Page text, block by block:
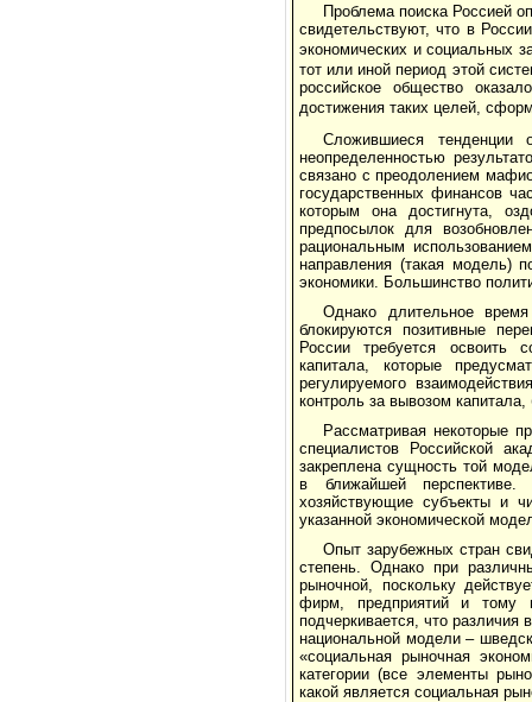
Проблема поиска Россией
свидетельствуют, что в
экономических и социальных
тот или иной период этой
российское общество
достижения таких целей,
Сложившиеся тенденции
неопределенностью
связано с преодолением
государственных финансов
которым она достигнута,
предпосылок для
рациональным
направления (такая модель)
экономики. Большинство
Однако длительное
блокируются позитивные
России требуется освоить
капитала, которые
регулируемого
контроль за вывозом
Рассматривая некоторые
специалистов Российской
закреплена сущность той
в ближайшей перспективе.
хозяйствующие субъекты и
указанной экономической
Опыт зарубежных стран
степень. Однако при
рыночной, поскольку
фирм, предприятий и тому
подчеркивается, что
национальной модели –
«социальная рыночная
категории (все элементы
какой является социальная